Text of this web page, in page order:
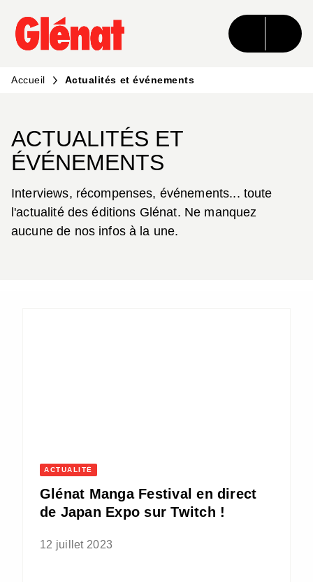
MENU RECHERCHE CONTENU
PIED DE PAGE
Accueil Actualités et événements
ACTUALITÉS ET
ÉVÉNEMENTS
Interviews, récompenses, événements... toute
l'actualité des éditions Glénat. Ne manquez
aucune de nos infos à la une.
ACTUALITÉ
Glénat Manga Festival en direct
de Japan Expo sur Twitch !
12 juillet 2023